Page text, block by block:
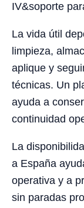
IV&soporte
La vida útil
limpieza,
aplique y
técnicas. Un
ayuda a
continuidad
La
a España
operativa y a
sin paradas